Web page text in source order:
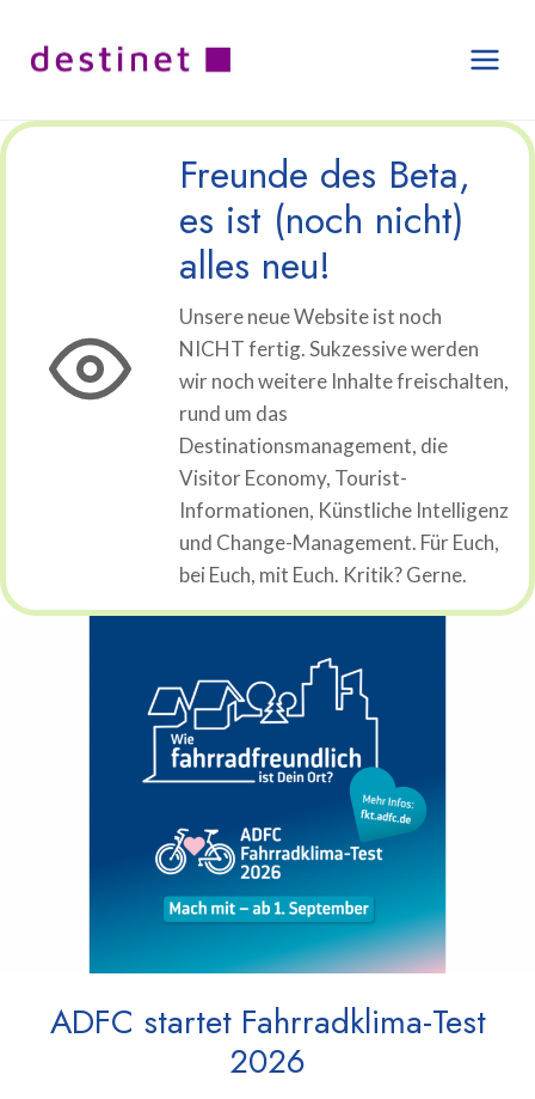
Inhalt
springen
Freunde des Beta,
es ist (noch nicht)
alles neu!
Unsere neue Website ist noch
NICHT fertig. Sukzessive werden
wir noch weitere Inhalte freischalten,
rund um das
Destinationsmanagement, die
Visitor Economy, Tourist-
Informationen, Künstliche Intelligenz
und Change-Management. Für Euch,
bei Euch, mit Euch. Kritik? Gerne.
ADFC startet Fahrradklima-Test
2026